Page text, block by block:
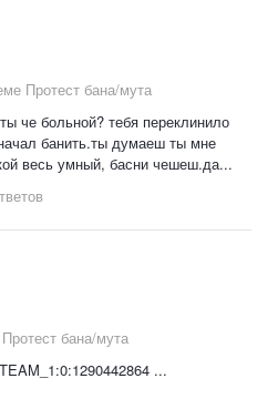
Протест бана/мута
че больной? тебя переклинило
банить.ты думаеш ты мне
весь умный, басни чешеш.да...
Протест бана/мута
...